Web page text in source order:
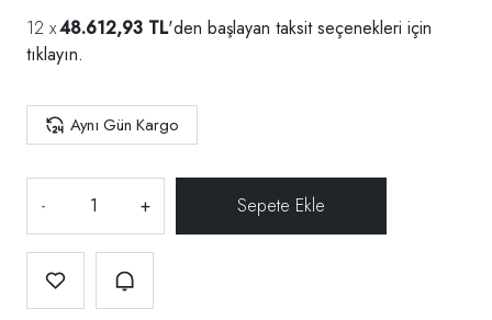
48.612,93 TL'den başlayan taksit seçenekleri için
tıklayın.
Aynı Gün Kargo
- +